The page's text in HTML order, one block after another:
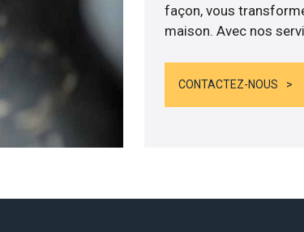
façon, vous
maison. Avec nos
CONTACTEZ-NOUS